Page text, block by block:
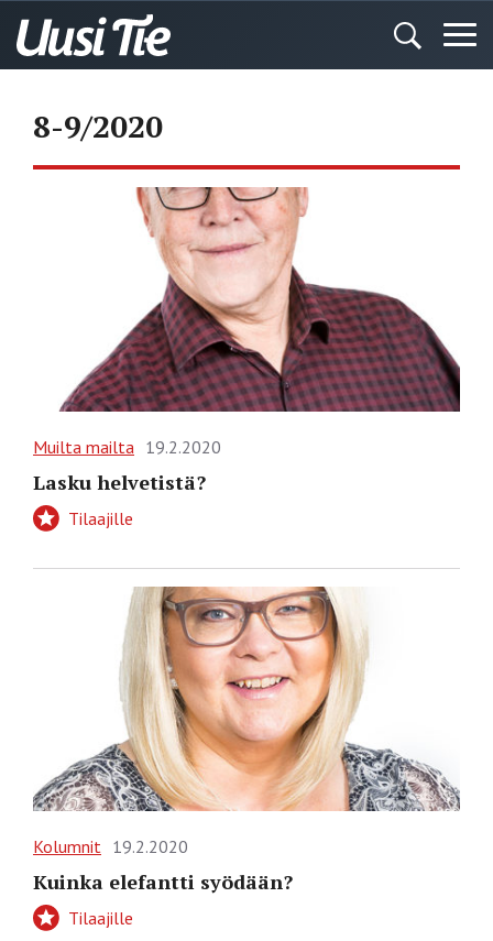
8-9/2020
Muilta mailta 19.2.2020
Lasku helvetistä?
Tilaajille
Kolumnit 19.2.2020
Kuinka elefantti syödään?
Tilaajille